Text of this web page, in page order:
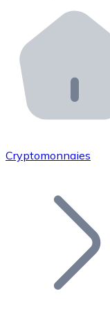
Distributeurs
Intégrez un
API Bitnovo
Intégrez notre
Rejoignez
Ajoutez le
Cryptomonnaies